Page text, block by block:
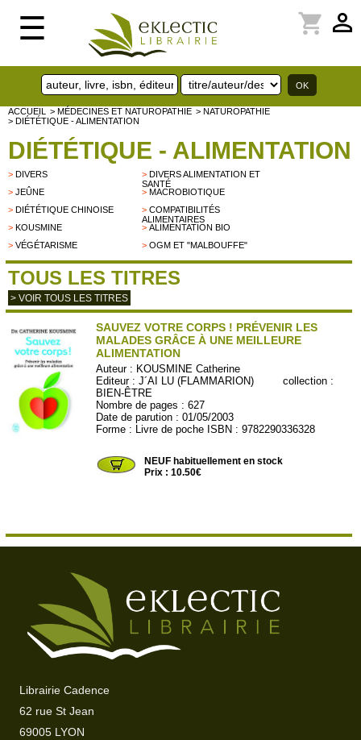
☰ perm_identity
shopping_cart
ACCUEIL > MÉDECINES ET NATUROPATHIE > NATUROPATHIE
> DIÉTÉTIQUE - ALIMENTATION
DIÉTÉTIQUE - ALIMENTATION
> DIVERS >DIVERS ALIMENTATION ET
SANTÉ
> JEÛNE >MACROBIOTIQUE
> DIÉTÉTIQUE CHINOISE >COMPATIBILITÉS
ALIMENTAIRES
> KOUSMINE >ALIMENTATION BIO
> VÉGÉTARISME >OGM ET "MALBOUFFE"
TOUS LES TITRES
> VOIR TOUS LES TITRES
SAUVEZ VOTRE CORPS ! PRÉVENIR LES
MALADES GRÂCE À UNE MEILLEURE
ALIMENTATION
Auteur : KOUSMINE Catherine
Editeur :J´AI LU (FLAMMARION) collection :
BIEN-ÊTRE
Nombre de pages : 627
Date de parution : 01/05/2003
Forme : Livre de poche ISBN : 9782290336328
NEUF habituellement en stock
Prix : 10.50€
Librairie Cadence
62 rue St Jean
69005 LYON